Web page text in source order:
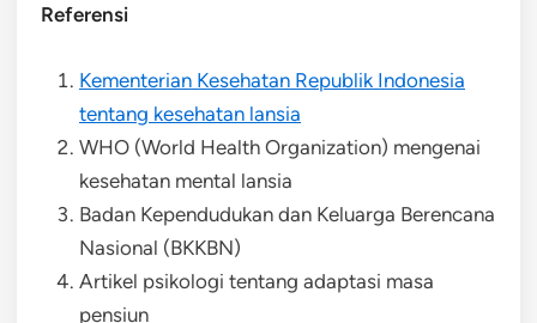
Referensi
Kementerian Kesehatan Republik Indonesia
tentang kesehatan lansia
WHO (World Health Organization) mengenai
kesehatan mental lansia
Badan Kependudukan dan Keluarga Berencana
Nasional (BKKBN)
Artikel psikologi tentang adaptasi masa
pensiun